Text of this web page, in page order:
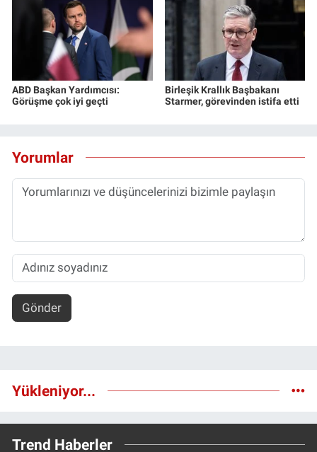
ABD Başkan Yardımcısı:
Görüşme çok iyi geçti
Birleşik Krallık Başbakanı
Starmer, görevinden istifa etti
Yorumlar
Gönder
Yükleniyor...
Trend Haberler